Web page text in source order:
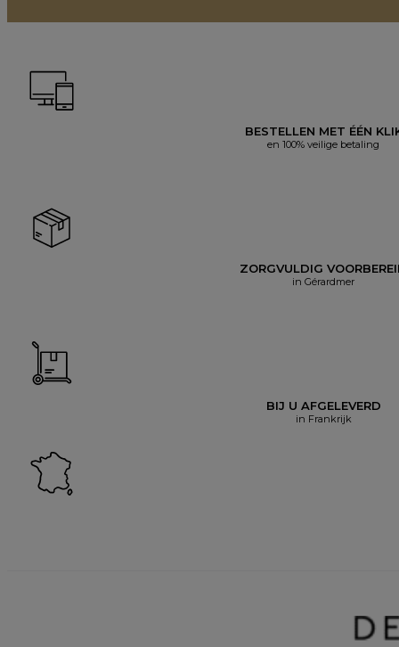
BESTELLEN MET ÉÉN
en 100% veilige betaling
ZORGVULDIG
in Gérardmer
BIJ U AFGELEVERD
in Frankrijk